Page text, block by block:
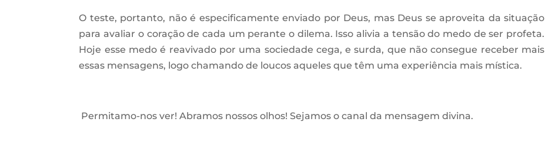
O teste, portanto, não é especificamente enviado por Deus, mas Deus se aproveita da situação
para avaliar o coração de cada um perante o dilema. Isso alivia a tensão do medo de ser profeta.
Hoje esse medo é reavivado por uma sociedade cega, e surda, que não consegue receber mais
essas mensagens, logo chamando de loucos aqueles que têm uma experiência mais mística.
Permitamo-nos ver! Abramos nossos olhos! Sejamos o canal da mensagem divina.